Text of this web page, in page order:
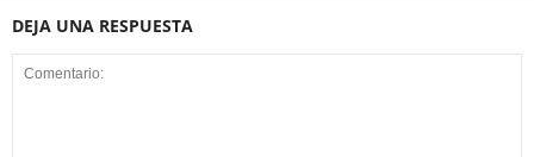
DEJA UNA RESPUESTA